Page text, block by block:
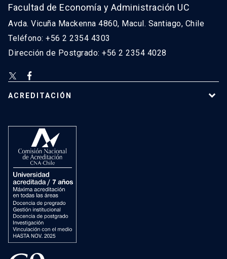
Facultad de Economía y Administración UC
Avda. Vicuña Mackenna 4860, Macul. Santiago, Chile
Teléfono: +56 2 2354 4303
Dirección de Postgrado: +56 2 2354 4028
ACREDITACIÓN